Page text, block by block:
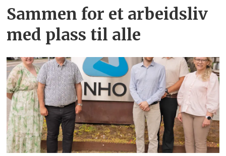
Sammen for et arbeidsliv
med plass til alle